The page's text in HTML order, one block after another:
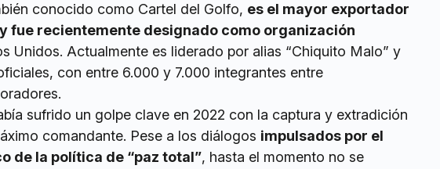
conocido como Cartel del Golfo, es el mayor exportador
fue recientemente designado como organización
Unidos. Actualmente es liderado por alias “Chiquito Malo” y
con entre 6.000 y 7.000 integrantes entre
sufrido un golpe clave en 2022 con la captura y extradición
comandante. Pese a los diálogos impulsados por el
de la política de “paz total”, hasta el momento no se